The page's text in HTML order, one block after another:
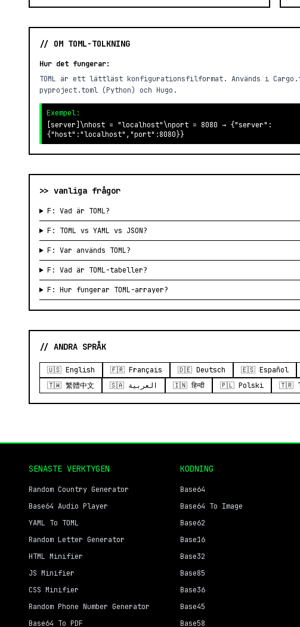
// OM TOML-TOLKNING
Hur det fungerar:
TOML är ett lättläst konfigurationsfilformat. Används i
pyproject.toml (Python) och Hugo.
Exempel:
[server]\nhost = "localhost"\nport = 8080 → {"server":
{"host":"localhost","port":8080}}
>> vanliga frågor
F: Vad är TOML?
F: TOML vs YAML vs JSON?
F: Var används TOML?
F: Vad är TOML-tabeller?
F: Hur fungerar TOML-arrayer?
// ANDRA SPRÅK
🇺🇸 English 🇫🇷 Français 🇩🇪 Deutsch 🇪🇸 Español
🇹🇼 繁體中文
🇸🇦 العربية 🇮🇳 हिन्दी 🇵🇱 Polski 🇹🇷
SENASTE VERKTYGEN
Random Country Generator
Base64 Audio Player
YAML To TOML
Random Letter Generator
HTML Minifier
JS Minifier
CSS Minifier
Random Phone Number Generator
Base64 To PDF
KODNING
Base64
Base64 To Image
Base62
Base16
Base32
Base85
Base36
Base45
Base58